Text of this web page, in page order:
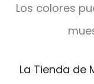
Los colores
La Tienda de